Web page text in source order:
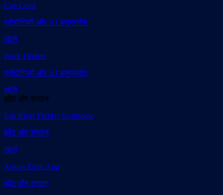
Can Cook
प्रौद्योगिकी और AI अनुप्रयोग
खोलें
Buck Finders
प्रौद्योगिकी और AI अनुप्रयोग
खोलें
इवेंट और संगठन
Salt River Fields | Scottsdale
इवेंट और संगठन
खोलें
Askon Zirve App
इवेंट और संगठन